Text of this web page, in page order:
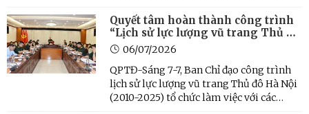
Quyết tâm hoàn thành công trình
“Lịch sử lực lượng vũ trang Thủ đô
Hà Nội (2010-2025) với chất lượng
cao nhất
06/07/2026
QPTĐ-Sáng 7-7, Ban Chỉ đạo công trình
lịch sử lực lượng vũ trang Thủ đô Hà Nội
(2010-2025) tổ chức làm việc với các